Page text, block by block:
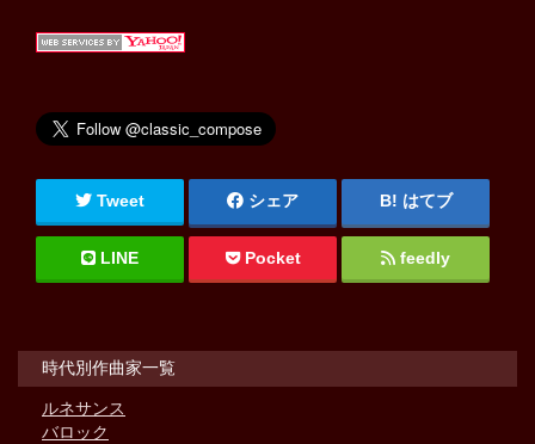
Tweet シェア はてブ
LINE Pocket feedly
時代別作曲家一覧
ルネサンス
バロック